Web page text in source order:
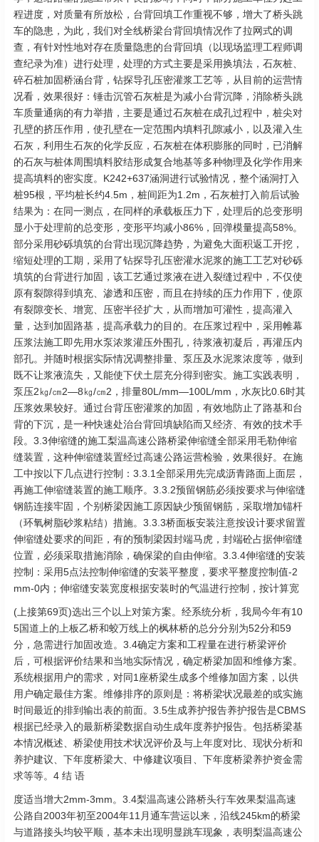
程进度，对质量有所放松，台背回填工作重视不够，增大了桥头跳
车的隐患，为此，我们对全线桥梁台背回填情况作了拉网式的调
查，有针对性地对存在质量隐患的台背回填（以现场监理工程师调
查纪录为准）进行处理，处理的方式主要是采用换填法，石灰桩、
碎石桩加固桥涵台背，钻探导孔压密灌浆工艺等，从目前的运营情
况看，效果很好：锤击沉管石灰桩是为减小台背沉降，消除桥头跳
车质量通病的有力举措，主要是通过石灰桩在成孔过程中，桩尖对
孔壁的挤压作用，使孔壁在一定范围内填料孔隙减小，以及灌入生
石灰，利用生石灰的化学反应，石灰桩在体积膨胀的同时，已消解
的石灰与桩体周围填料胶结形成复合地基等多种物理及化学作用来
提高填料的密实度。K242+637涵洞进行试验情况，整个涵洞打入
桩95根，平均桩长约4.5m，桩间距为1.2m，石灰桩打入前后试验
结果为：在同一测点，在同样的承载板压力下，处理后的总变形明
显小于处理前的总变形，变形平均减小86%，回弹模量提高58%。
部分采用砂砾填筑的台背出现沉降趋势，为避免大面积返工开挖，
缩短处理的工期，采用了钻探导孔压密灌水泥浆的施工工艺对砂砾
填筑的台背进行加固，该工艺通过浆液在进入裂缝过程中，不仅使
原有裂隙得到填充、渗透和压密，而且在持续的压力作用下，使原
有裂隙变长、增宽、压密半径扩大，从而增加可灌性，提高灌入
量，达到加固路基，提高承载力的目的。在压浆过程中，采用帷幕
压浆法施工即先用水泵浓浆灌压外围孔，待浆液初凝后，再灌压内
部孔。并随时根据实际情况调整排量、泵压及水泥浆浓度等，做到
既不让浆液流失，又能使下伏土层充分得到密实。施工实践表明，
泵压2㎏/㎝2—8㎏/㎝2，排量80L/mm—100L/mm，水灰比0.6时其
压浆效果较好。通过台背压密灌浆的加固，有效地防止了路基和台
背的下沉，是一种快速处治台背回填缺陷而又经济、有效的技术手
段。3.3伸缩缝的施工梨温高速公路桥梁伸缩缝全部采用毛勒伸缩
缝装置，这种伸缩缝装置经过高速公路运营检验，效果很好。在施
工中按以下几点进行控制：3.3.1全部采用先完成沥青路面上面层，
再施工伸缩缝装置的施工顺序。3.3.2预留钢筋必须按要求与伸缩缝
钢筋连接牢固，个别桥梁因施工原因缺少预留钢筋，采取增加锚杆
（环氧树脂砂浆粘结）措施。3.3.3桥面板安装注意按设计要求留置
伸缩缝处要求的间距，有的预制梁因封端马虎，封端砼占据伸缩缝
位置，必须采取措施消除，确保梁的自由伸缩。3.3.4伸缩缝的安装
控制：采用5点法控制伸缩缝的安装平整度，要求平整度控制值-2
mm-0内；伸缩缝安装宽度根据安装时的气温进行控制，按计算宽
(上接第69页)选出三个以上对策方案。经系统分析，我局今年有10
5国道上的上板乙桥和蛟万线上的枫林桥的总分分别为52分和59
分，急需进行加固改造。3.4确定方案和工程量在进行桥梁评价
后，可根据评价结果和当地实际情况，确定桥梁加固和维修方案。
系统根据用户的需求，对同1座桥梁生成多个维修加固方案，以供
用户确定最佳方案。维修排序的原则是：将桥梁状况最差的或实施
时间最近的排到输出表的前面。3.5生成养护报告养护报告是CBMS
根据已经录入的最新桥梁数据自动生成年度养护报告。包括桥梁基
本情况概述、桥梁使用技术状况评价及与上年度对比、现状分析和
养护建议、下年度桥梁大、中修建议项目、下年度桥梁养护资金需
求等等。4 结 语
度适当增大2mm-3mm。3.4梨温高速公路桥头行车效果梨温高速
公路自2003年初至2004年11月通车营运以来，沿线245km的桥梁
与道路接头均较平顺，基本未出现明显跳车现象，表明梨温高速公